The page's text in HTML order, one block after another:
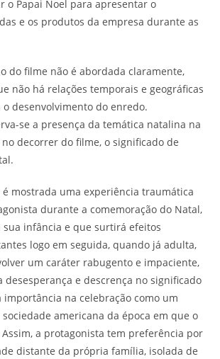
o Papai Noel para apresentar o
e os produtos da empresa durante as
do filme não é abordada claramente,
não há relações temporais e geográficas
desenvolvimento do enredo.
se a presença da temática natalina na
decorrer do filme, o significado de
mostrada uma experiência traumática
durante a comemoração do Natal,
sua infância e que surtirá efeitos
logo em seguida, quando já adulta,
um caráter rabugento e impaciente,
desesperança e descrença no significado
importância na celebração como um
americana da época em que o
a protagonista tem preferência por
distante da própria família, isolada de